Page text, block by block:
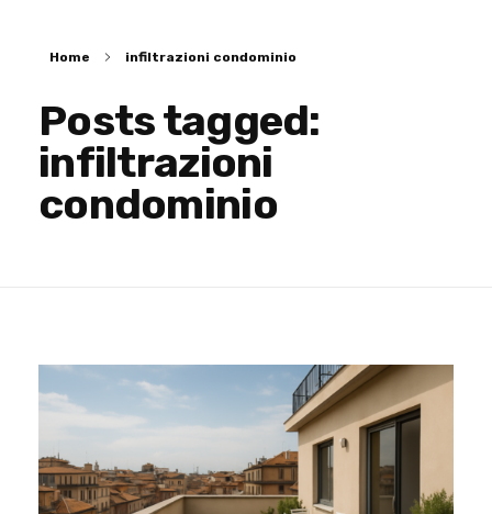
Home infiltrazioni condominio
Posts tagged:
infiltrazioni
condominio